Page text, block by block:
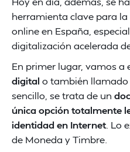
herramienta clave para
online en España,
digitalización acelerada
En primer lugar, vamos a
digital o también
sencillo, se trata de un
única opción totalmente
identidad en Internet. Lo
de Moneda y Timbre.